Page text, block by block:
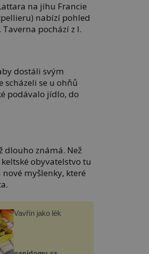
na jihu Francie
nabízí pohled
pochází z l.
dostáli svým
scházeli se u ohňů
podávalo jídlo, do
dlouho známá. Než
obyvatelstvo tu
myšlenky, které
Vavřín jako lék